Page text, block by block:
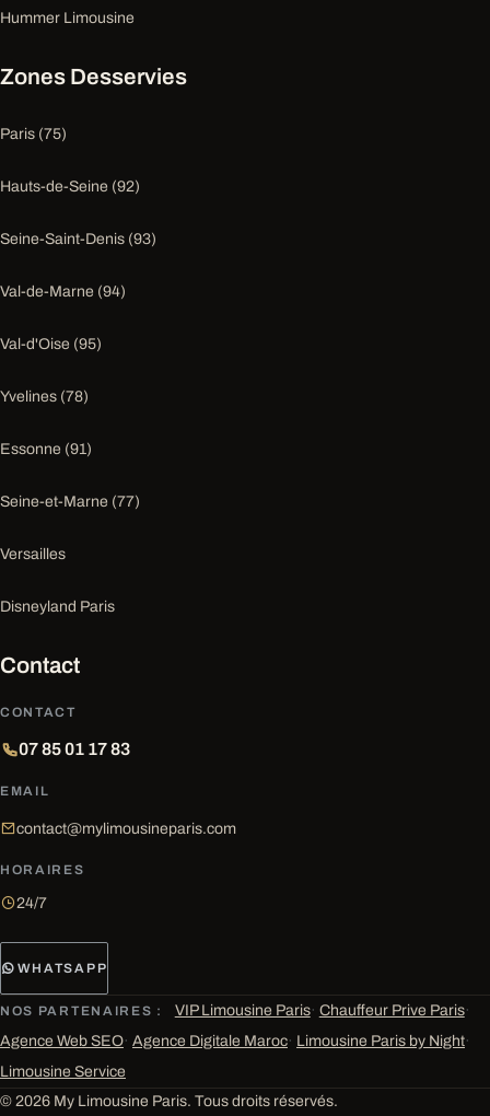
Hummer Limousine
Zones Desservies
Paris (75)
Hauts-de-Seine (92)
Seine-Saint-Denis (93)
Val-de-Marne (94)
Val-d'Oise (95)
Yvelines (78)
Essonne (91)
Seine-et-Marne (77)
Versailles
Disneyland Paris
Contact
CONTACT
07 85 01 17 83
EMAIL
contact@mylimousineparis.com
HORAIRES
24/7
WHATSAPP
NOS PARTENAIRES : VIP Limousine Paris· Chauffeur Prive Paris·
Agence Web SEO· Agence Digitale Maroc· Limousine Paris by Night·
Limousine Service
© 2026 My Limousine Paris. Tous droits réservés.